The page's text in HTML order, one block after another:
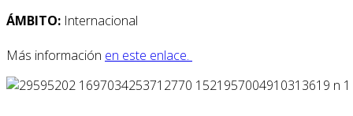
ÁMBITO: Internacional
Más información en este enlace.